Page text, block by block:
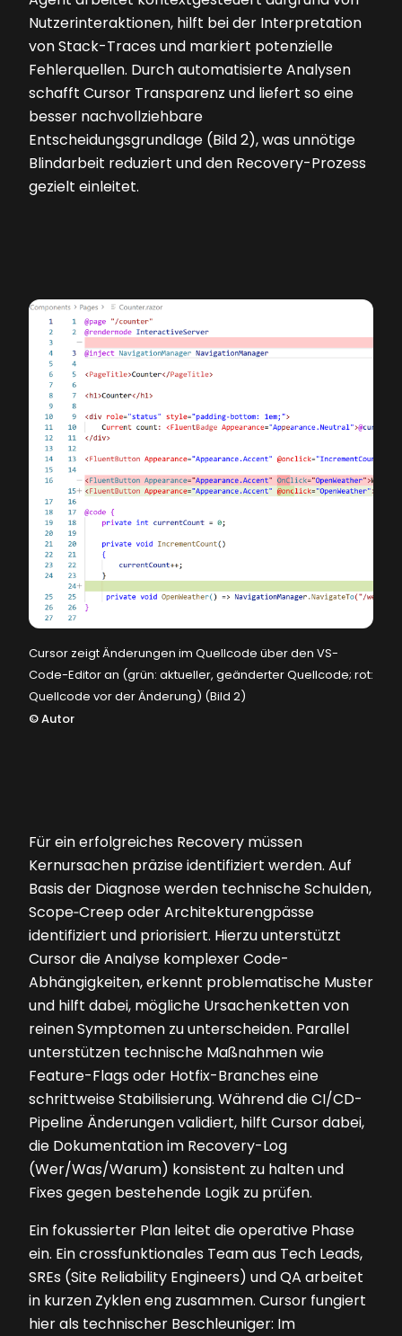
Nutzerinteraktionen, hilft bei der Interpretation
von Stack-Traces und markiert potenzielle
Fehlerquellen. Durch automatisierte Analysen
schafft Cursor Transparenz und liefert so eine
besser nachvollziehbare
Entscheidungsgrundlage (Bild 2), was unnötige
Blindarbeit reduziert und den Recovery-Prozess
gezielt einleitet.
Cursor zeigt Änderungen im Quellcode über den VS-
Code-Editor an (grün: aktueller, geänderter Quellcode; rot:
Quellcode vor der Änderung) (Bild 2)
©Autor
Für ein erfolgreiches Recovery müssen
Kernursachen präzise identifiziert werden. Auf
Basis der Diagnose werden technische Schulden,
Scope‑Creep oder Architekturengpässe
identifiziert und priorisiert. Hierzu unterstützt
Cursor die Analyse komplexer Code-
Abhängigkeiten, erkennt problematische Muster
und hilft dabei, mögliche Ursachenketten von
reinen Symptomen zu unterscheiden. Parallel
unterstützen technische Maßnahmen wie
Feature-Flags oder Hotfix-Branches eine
schrittweise Stabilisierung. Während die CI/CD-
Pipeline Änderungen validiert, hilft Cursor dabei,
die Dokumentation im Recovery-Log
(Wer/Was/Warum) konsistent zu halten und
Fixes gegen bestehende Logik zu prüfen.
Ein fokussierter Plan leitet die operative Phase
ein. Ein crossfunktionales Team aus Tech Leads,
SREs (Site Reliability Engineers) und QA arbeitet
in kurzen Zyklen eng zusammen. Cursor fungiert
hier als technischer Beschleuniger: Im